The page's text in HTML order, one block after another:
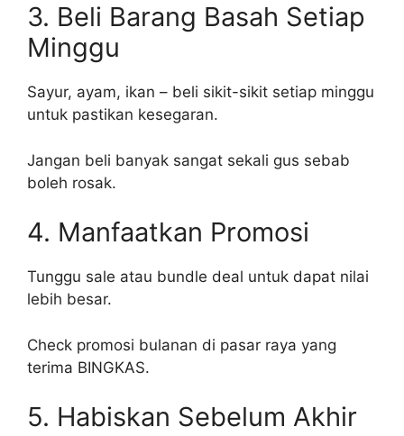
3. Beli Barang Basah Setiap
Minggu
Sayur, ayam, ikan – beli sikit-sikit setiap minggu
untuk pastikan kesegaran.
Jangan beli banyak sangat sekali gus sebab
boleh rosak.
4. Manfaatkan Promosi
Tunggu sale atau bundle deal untuk dapat nilai
lebih besar.
Check promosi bulanan di pasar raya yang
terima BINGKAS.
5. Habiskan Sebelum Akhir